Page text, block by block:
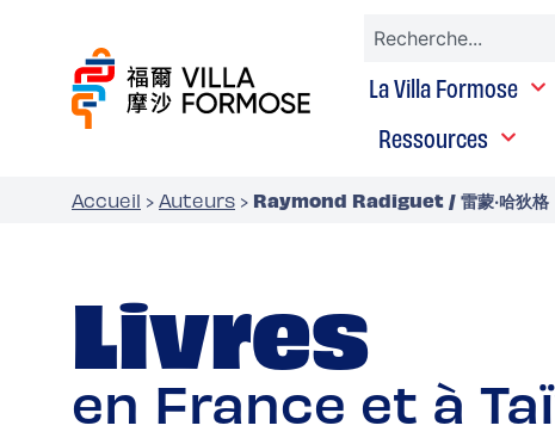
La Villa Formose
Ressources
Accueil › Auteurs › Raymond Radiguet / 雷蒙‧哈狄格
Livres
en France et à